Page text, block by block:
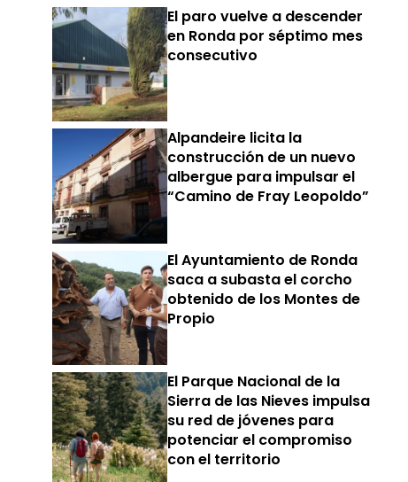
El paro vuelve a descender
en Ronda por séptimo mes
consecutivo
Alpandeire licita la
construcción de un nuevo
albergue para impulsar el
“Camino de Fray Leopoldo”
El Ayuntamiento de Ronda
saca a subasta el corcho
obtenido de los Montes de
Propio
El Parque Nacional de la
Sierra de las Nieves impulsa
su red de jóvenes para
potenciar el compromiso
con el territorio